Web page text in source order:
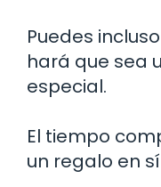
Puedes
hará que sea
especial.
El tiempo
un regalo en